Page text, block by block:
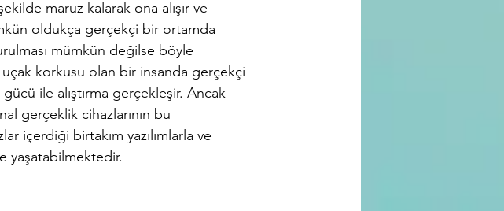
maruz kalarak ona alışır ve
oldukça gerçekçi bir ortamda
mümkün değilse böyle
korkusu olan bir insanda gerçekçi
ile alıştırma gerçekleşir. Ancak
gerçeklik cihazlarının bu
içerdiği birtakım yazılımlarla ve
yaşatabilmektedir.